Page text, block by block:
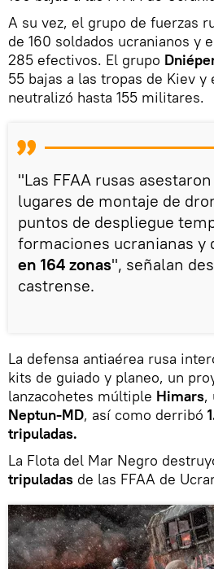
A su vez, el grupo de fuerzas
de 160 soldados ucranianos y
285 efectivos. El grupo
55 bajas a las tropas de Kiev y
neutralizó hasta 155 militares.
"Las FFAA rusas
lugares de montaje de
puntos de despliegue
formaciones ucranianas y
en 164 zonas", señalan
castrense.
La defensa antiaérea rusa
kits de guiado y planeo, un
lanzacohetes múltiple Himars,
Neptun-MD, así como derribó
tripuladas.
La Flota del Mar Negro
tripuladas de las FFAA de